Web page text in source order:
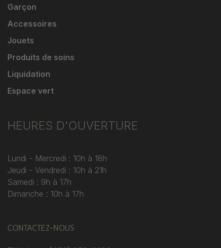
Garçon
Accessoires
Jouets
Produits de soins
Liquidation
Espace vert
HEURES D'OUVERTURE
Lundi - Mercredi : 10h à 18h
Jeudi - Vendredi : 10h à 21h
Samedi : 9h à 17h
Dimanche : 10h à 17h
CONTACTEZ-NOUS